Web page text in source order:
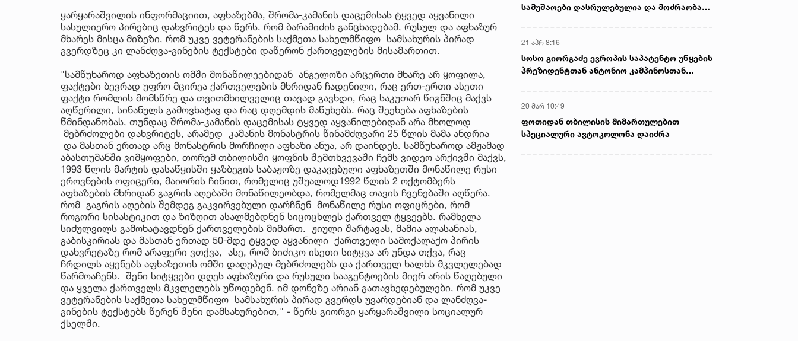
ყარყარაშვილის ინფორმაციით, აფხაზებმა, შრომა-კამანის დაცემისას ტყვედ აყვანილი
სასულიერო პირებიც დახვრიტეს და წერს, რომ ბარამიძის განცხადებამ, რუსულ და აფხაზურ
მხარეს მისცა მიზეზი, რომ უკვე ვეტერანების საქმეთა სახელმწიფო სამსახურის პირად
გვერდზეც კი ლანძღვა-გინების ტექსტები დაწერონ ქართველების მისამართით.
"სამწუხაროდ აფხაზეთის ომში მონაწილეებიდან ანგელოზი არცერთი მხარე არ ყოფილა,
ფაქტები ბევრად უფრო მცირეა ქართველების მხრიდან ჩადენილი, რაც ერთ-ერთი ასეთი
ფაქტი რომლის მომსწრე და თვითმხილველიც თავად გავხდი, რაც საკუთარ წიგნშიც მაქვს
აღწერილი, სინანულს გამოვხატავ და რაც დღემდის მაწუხებს. რაც შეეხება აფხაზების
წმინდანობას, თუნდაც შრომა-კამანის დაცემისას ტყვედ აყვანილებიდან არა მხოლოდ
მებრძოლები დახვრიტეს, არამედ კამანის მონასტრის წინამძღვარი 25 წლის მამა ანდრია
და მასთან ერთად არც მონასტრის მორჩილი აფხაზი ანუა, არ დაინდეს. სამწუხაროდ ამჟამად
აბასთუმანში ვიმყოფები, თორემ თბილისში ყოფნის შემთხვევაში ჩემს ვიდეო არქივში მაქვს,
1993 წლის მარტის დასაწყისში ყაზბეგის საბაჟოზე დაკავებული აფხაზეთში მონაწილე რუსი
ეროვნების ოფიცერი, მაიორის ჩინით, რომელიც უშუალოდ1992 წლის 2 ოქტომბერს
აფხაზების მხრიდან გაგრის აღებაში მონაწილეობდა, რომელმაც თავის ჩვენებაში აღწერა,
რომ გაგრის აღების შემდეგ გაკვირვებული დარჩნენ მონაწილე რუსი ოფიცრები, რომ
როგორი სისასტიკით და ზიზღით ასალმებდნენ სიცოცხლეს ქართველ ტყვეებს. რამხელა
სიძულვილს გამოხატავდნენ ქართველების მიმართ. ჟიული შარტავას, მამია ალასანიას,
გაბისკირიას და მასთან ერთად 50-მდე ტყვედ აყვანილი ქართველი სამოქალაქო პირის
დახვრეტაზე რომ არაფერი ვთქვა, ასე, რომ ბიძიკო ისეთი სიტყვა არ უნდა თქვა, რაც
ჩრდილს აყენებს აფხაზეთის ომში დაღუპულ მებრძოლებს და ქართველ ხალხს მკვლელებად
წარმოაჩენს. შენი სიტყვები დღეს აფხაზური და რუსული სააგენტოების მიერ არის წაღებული
და ყველა ქართველს მკვლელებს უწოდებენ. იმ დონეზე არიან გათავხედებულები, რომ უკვე
ვეტერანების საქმეთა სახელმწიფო სამსახურის პირად გვერდს უვარდებიან და ლანძღვა-
გინების ტექსტებს წერენ შენი დამსახურებით," - წერს გიორგი ყარყარაშვილი სოციალურ
ქსელში.
სამუშაოები დასრულებულია და მოძრაობა
21 აპრ 8:16
სოსო გიორგაძე ევროპის საპატენტო უწყების
პრეზიდენტთან ანტონიო კამპინოსთან
20 მარ 10:49
ფოთიდან თბილისის მიმართულებით
სპეციალური ავტოკოლონა დაიძრა